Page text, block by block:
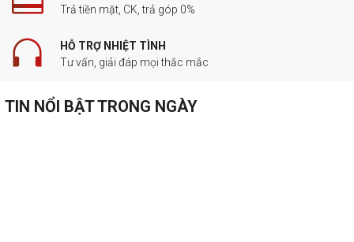
Trả tiền mặt, CK, trả góp 0%
HỖ TRỢ NHIỆT TÌNH
Tư vấn, giải đáp mọi thắc mắc
TIN NỔI BẬT TRONG NGÀY